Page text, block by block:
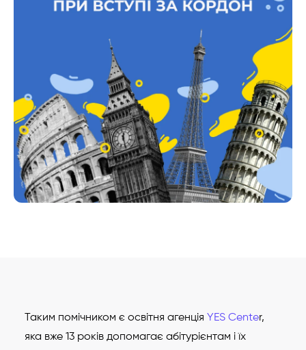
Таким помічником є освітня агенція YES Center,
яка вже 13 років допомагає абітурієнтам і їх